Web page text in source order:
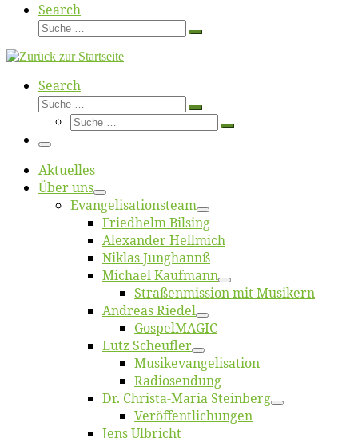
Search
Suche
Suche
Search
Suche
Suche
Suche
Suche
Menü
Ak­tu­el­les
Über uns
Evangelisa­tions­team
Fried­helm Bilsing
Alex­an­der Hellmich
Ni­klas Junghannß
Mi­cha­el Kaufmann
Straßenmis­sion mit Musikern
An­dre­as Riedel
Gos­pel­MA­GIC
Lutz Scheuf­ler
Musikevan­ge­li­sa­tion
Ra­dio­sen­dung
Dr. Chris­­ta-Ma­ria Steinberg
Ver­öf­fent­li­chun­gen
Jens Ulb­richt